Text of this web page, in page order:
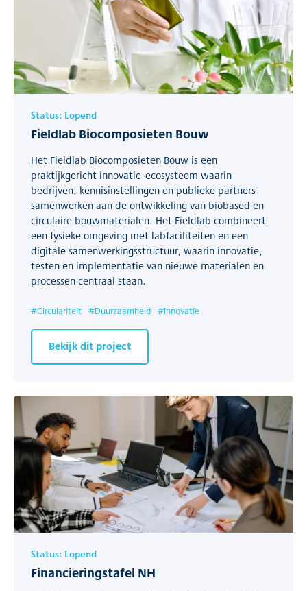
Status: Lopend
Fieldlab Biocomposieten Bouw
Het Fieldlab Biocomposieten Bouw is een
praktijkgericht innovatie-ecosysteem waarin
bedrijven, kennisinstellingen en publieke partners
samenwerken aan de ontwikkeling van biobased en
circulaire bouwmaterialen. Het Fieldlab combineert
een fysieke omgeving met labfaciliteiten en een
digitale samenwerkingsstructuur, waarin innovatie,
testen en implementatie van nieuwe materialen en
processen centraal staan.
#Circulariteit #Duurzaamheid #Innovatie
Bekijk dit project
Status: Lopend
Financieringstafel NH